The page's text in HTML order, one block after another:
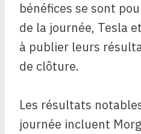
bénéfices se sont
de la journée, Tesla
à publier leurs
de clôture.
Les résultats
journée incluent